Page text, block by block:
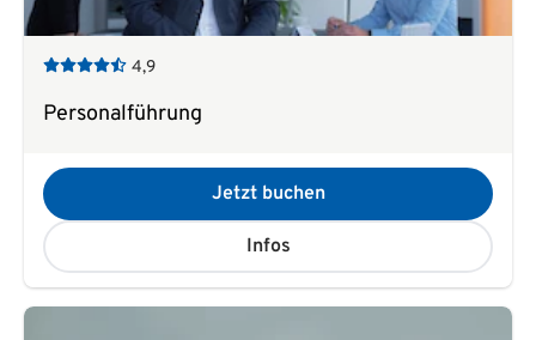
4,9
Personalführung
Jetzt buchen
Infos